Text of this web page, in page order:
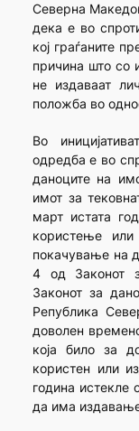
Северна
дека е во
кој граѓаните
причина што со
не издаваат
положба во
Во
одредба е во
даноците на
имот за
март истата
користење
покачување на
4 од Законот
Законот за
Република
доволен
која било за
користен или
година
да има